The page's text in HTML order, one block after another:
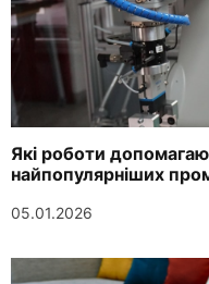
Які роботи
найпопулярніших
05.01.2026